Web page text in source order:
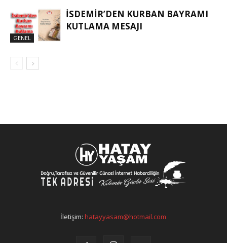
GENEL
İSDEMIR’DEN KURBAN BAYRAMI
KUTLAMA MESAJI
İletişim:hatayyasam@hotmail.com